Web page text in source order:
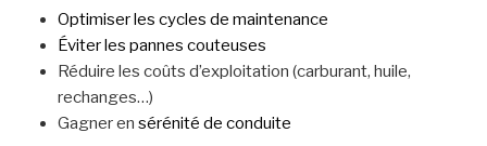
Optimiser les cycles de maintenance
Éviter les pannes couteuses
Réduire les coûts d’exploitation (carburant, huile,
rechanges…)
Gagner en sérénité de conduite